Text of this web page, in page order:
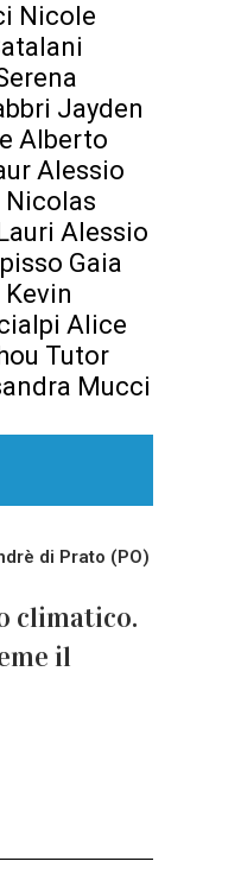
Nicole
Jayden
Alberto
Alessio
Nicolas
Alessio
Gaia
Alice
Tutor
Mucci
di Prato (PO)
climatico.
il